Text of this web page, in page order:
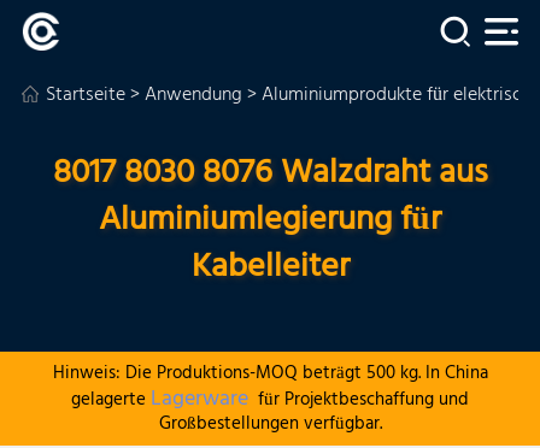
Startseite>Anwendung>Aluminiumprodukte für
8017 8030 8076 Walzdraht aus
Aluminiumlegierung für
Kabelleiter
Hinweis: Die Produktions-MOQ beträgt 500 kg. In China
gelagerte Lagerware für Projektbeschaffung und
Großbestellungen verfügbar.